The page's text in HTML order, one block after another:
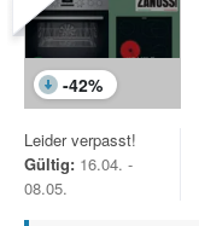
-42%
Leider verpasst!
Gültig: 16.04. -
08.05.